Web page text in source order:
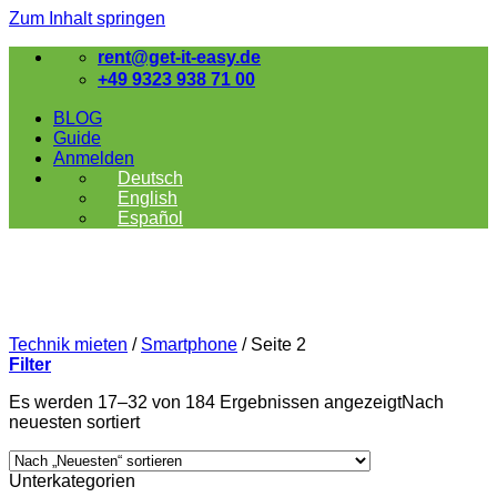
Zum Inhalt springen
rent@get-it-easy.de
+49 9323 938 71 00
BLOG
Guide
Anmelden
Deutsch
English
Español
Technik mieten / Smartphone / Seite 2
Filter
Es werden 17–32 von 184 Ergebnissen angezeigtNach
neuesten sortiert
Unterkategorien